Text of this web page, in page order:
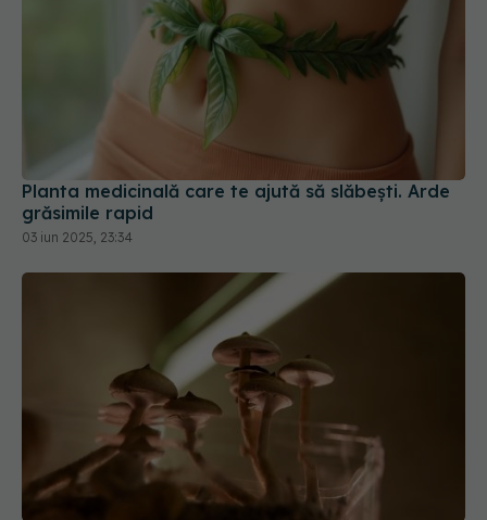
Planta medicinală care te ajută să slăbești. Arde
grăsimile rapid
03 iun 2025, 23:34